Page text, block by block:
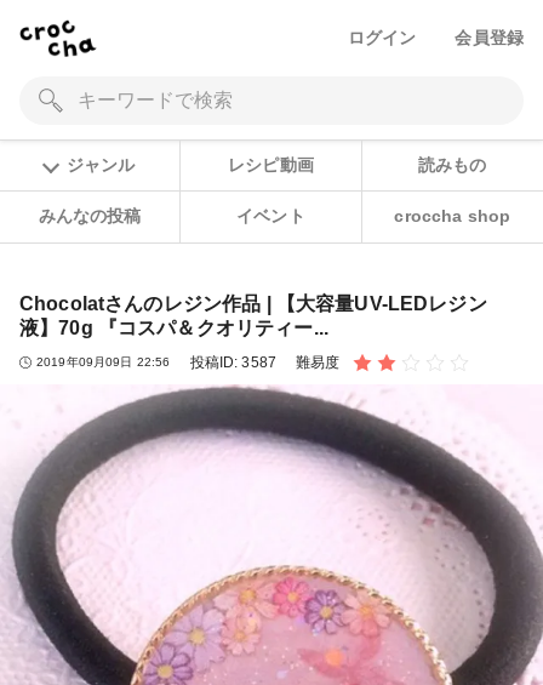
ログイン 会員登録
ジャンル レシピ動画 読みもの
みんなの投稿 イベント croccha shop
Chocolatさんのレジン作品 | 【大容量UV-LEDレジン
液】70g 『コスパ＆クオリティー...
2019年09月09日 22:56 投稿ID:3587 難易度